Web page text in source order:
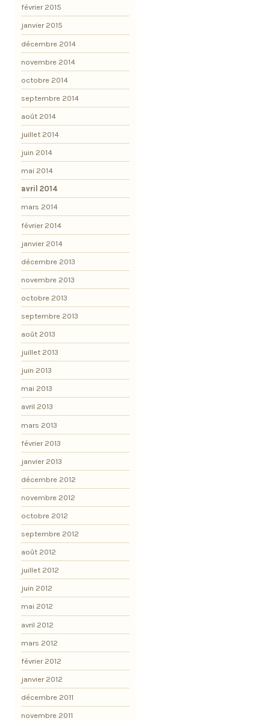
février 2015
janvier 2015
décembre 2014
novembre 2014
octobre 2014
septembre 2014
août 2014
juillet 2014
juin 2014
mai 2014
avril 2014
mars 2014
février 2014
janvier 2014
décembre 2013
novembre 2013
octobre 2013
septembre 2013
août 2013
juillet 2013
juin 2013
mai 2013
avril 2013
mars 2013
février 2013
janvier 2013
décembre 2012
novembre 2012
octobre 2012
septembre 2012
août 2012
juillet 2012
juin 2012
mai 2012
avril 2012
mars 2012
février 2012
janvier 2012
décembre 2011
novembre 2011